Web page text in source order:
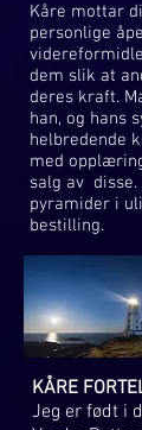
Kåre mottar
personlige
dem slik at
deres kraft.
han, og hans
helbredende
med
salg av
pyramider i
bestilling.
KÅRE
Jeg er født i